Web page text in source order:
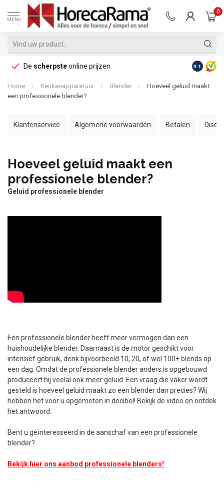
MENU
0
De scherpsteonline prijzen Op
9.1
Home / Keukenapparatuur / Blender /
Hoeveel geluid maakt
een professionele blender?
Klantenservice Algemene voorwaarden Betalen
Hoeveel geluid maakt een
professionele blender?
Geluid professionele blender
Een professionele blender heeft meer vermogen dan een
huishoudelijke blender. Daarnaast is de motor geschikt voor
intensief gebruik, denk bijvoorbeeld 10, 20, of wel 100+ blends op
een dag. Omdat de professionele blender anders is opgebouwd
produceert hij veelal ook meer geluid. Een vraag die vaker wordt
gesteld is hoeveel geluid maakt zo een blender dan precies? Wij
hebben het voor u opgemeten in decibel! Bekijk de video en ontdek
het antwoord.
Bent u geïnteresseerd in de aanschaf van een professionele
blender?
Bekijk hier ons aanbod professionele blenders!